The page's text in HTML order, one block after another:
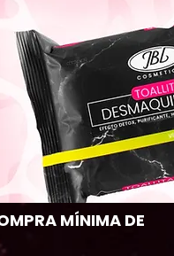
MÍNIMA DE